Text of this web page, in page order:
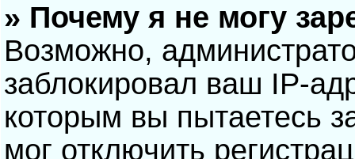
» Почему я не могу
Возможно,
заблокировал ваш IP-
которым вы пытаетесь
мог отключить